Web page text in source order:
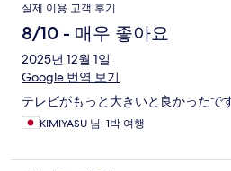
실제 이용 고객 후기
8/10 - 매우 좋아요
2025년 12월 1일
Google 번역 보기
テレビがもっと大きいと良かったです
KIMIYASU 님, 1박 여행